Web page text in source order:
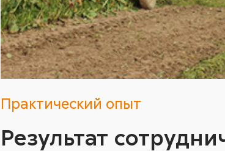
Практический опыт
Результат